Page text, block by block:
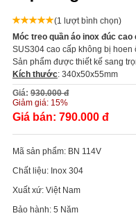
(1 lượt bình chọn)
Móc treo quần áo inox đúc cao
SUS304 cao cấp không bị
Sản phẩm được thiết kế sang
Kích thước: 340x50x55mm
Giá: 930.000 đ
Giảm giá: 15%
Giá bán: 790.000 đ
Mã sản phẩm: BN 114V
Chất liệu: Inox 304
Xuất xứ: Việt Nam
Bảo hành: 5 Năm